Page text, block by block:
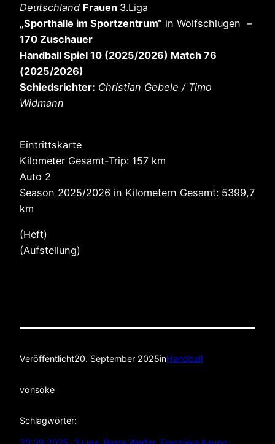
Deutschland Frauen 3.Liga
„Sporthalle im Sportzentrum“ in Wolfschlugen –
170 Zuschauer
Handball Spiel 10 (2025/2026) Match 76
(2025/2026)
Schiedsrichter: Christian Gebele / Timo
Widmann
Eintrittskarte
Kilometer Gesamt-Trip: 157 km
Auto 2
Season 2025/2026 in Kilometern Gesamt: 5399,7
km
(Heft)
(Aufstellung)
Veröffentlicht20. September 2025inHandball
vonsoke
Schlagwörter: